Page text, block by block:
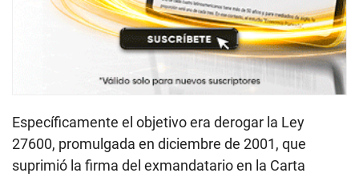
Específicamente el objetivo era derogar la Ley
27600, promulgada en diciembre de 2001, que
suprimió la firma del exmandatario en la Carta